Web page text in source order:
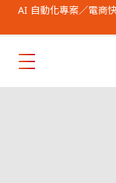
AI 自動化專案／電商